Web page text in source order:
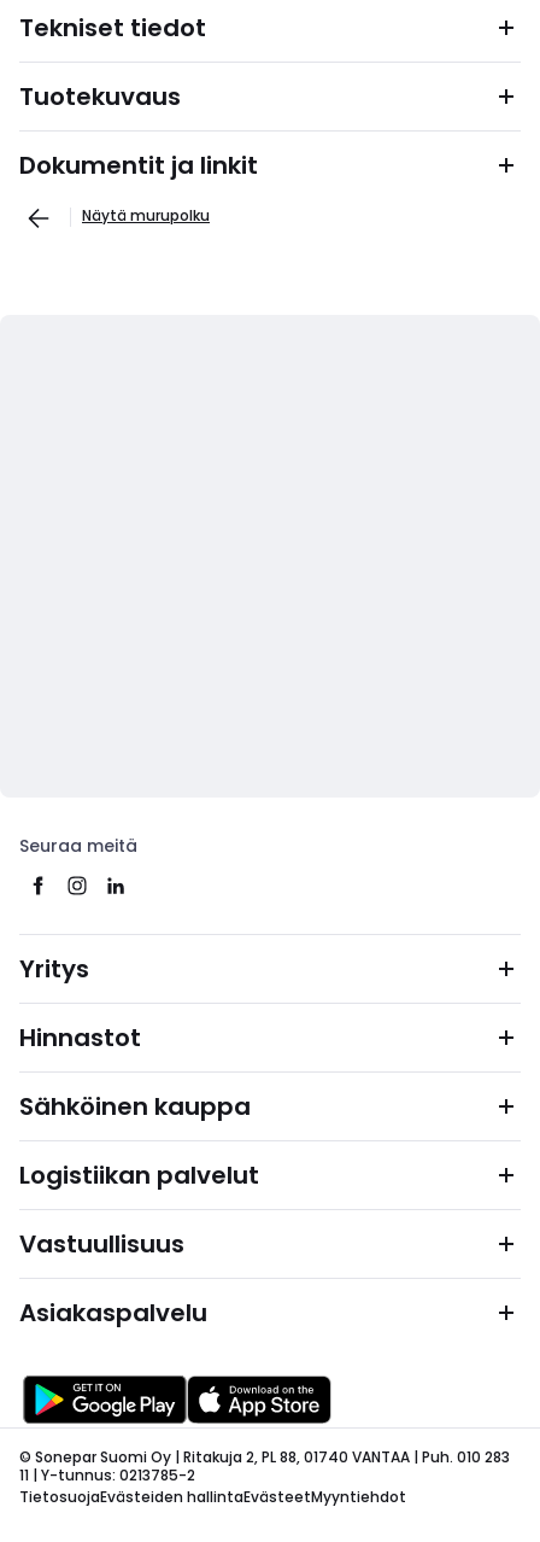
Tekniset tiedot
Tuotekuvaus
Dokumentit ja linkit
Näytä murupolku
Seuraa meitä
Yritys
Hinnastot
Sähköinen kauppa
Logistiikan palvelut
Vastuullisuus
Asiakaspalvelu
© Sonepar Suomi Oy | Ritakuja 2, PL 88, 01740 VANTAA | Puh. 010 283
11 | Y-tunnus: 0213785-2
TietosuojaEvästeiden hallintaEvästeetMyyntiehdot